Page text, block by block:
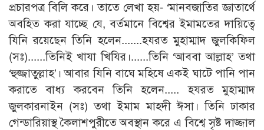
প্রচারপত্র বিলি করে। তাতে লেখা হয়- ‘মানবজাতির জ্ঞাতার্থে
অবহিত করা যাচ্ছে যে, বর্তমানে বিশ্বের ইমামতের দায়িত্বে
যিনি রয়েছেন তিনি হলেন.......হযরত মুহাম্মাদ জুলকিফিল
(সঃ)......তিনিই খাযা খিযির।......তিনি ‘আববা আল্লাহ’ তথা
‘হুজ্জাতুল্লাহ’। আবার যিনি বাঘে মহিষে একই ঘাটে পানি পান
করাতে বাধ্য করবেন তিনি হলেন..... হযরত মুহাম্মাদ
জুলকারনাইন (সঃ) তথা ইমাম মাহদী ঈসা। তিনি ঢাকার
গেন্ডারিয়াস্থ কৈলাশপুরীতে অবস্থান করে এ বিশ্বে সৃষ্ট দাজ্জাল